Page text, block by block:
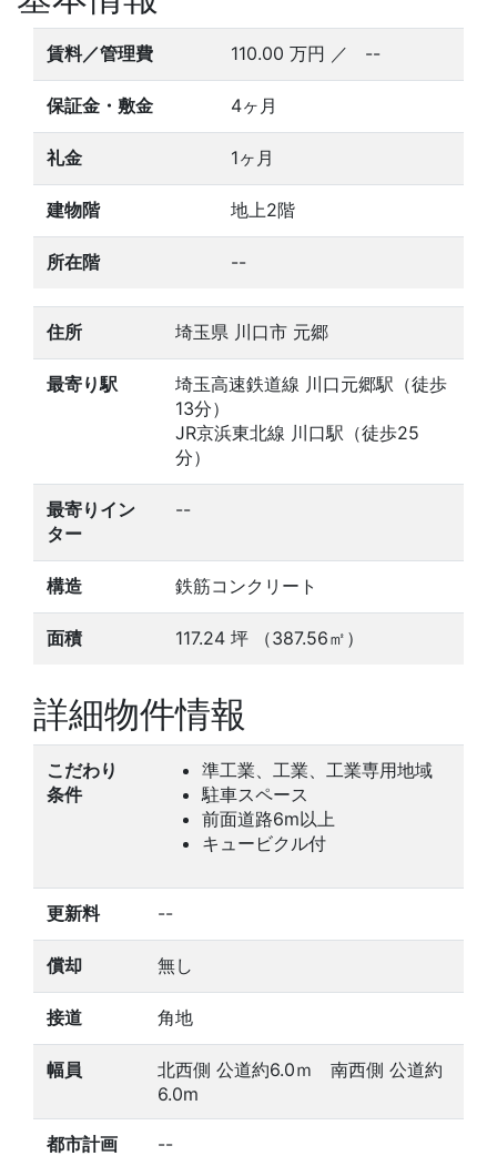
賃料／管理費 110.00 万円 ／ --
保証金・敷金 4ヶ月
礼金 1ヶ月
建物階 地上2階
所在階 --
住所 埼玉県 川口市 元郷
最寄り駅
埼玉高速鉄道線 川口元郷駅（徒歩
13分）
JR京浜東北線 川口駅（徒歩25
分）
最寄りイン
ター
--
構造 鉄筋コンクリート
面積 117.24 坪 （387.56㎡）
詳細物件情報
こだわり
条件
準工業、工業、工業専用地域
駐車スペース
前面道路6m以上
キュービクル付
更新料 --
償却 無し
接道 角地
幅員
北西側 公道約6.0ｍ 南西側 公道約
6.0m
都市計画 --